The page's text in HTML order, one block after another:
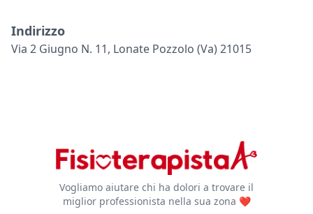
Indirizzo
Via 2 Giugno N. 11, Lonate Pozzolo (va) 21015
Vogliamo aiutare chi ha dolori a trovare il
miglior professionista nella sua zona ❤️